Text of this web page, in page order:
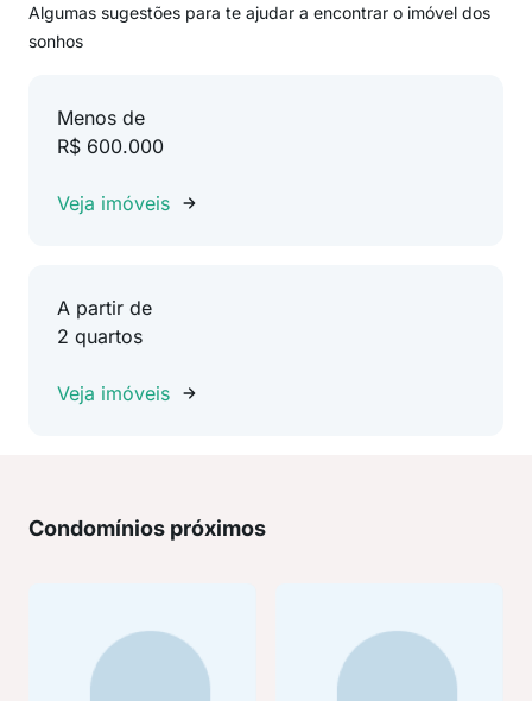
Algumas sugestões para te ajudar a encontrar o imóvel dos
sonhos
Menos de
R$ 600.000
Veja imóveis
A partir de
2 quartos
Veja imóveis
Condomínios próximos